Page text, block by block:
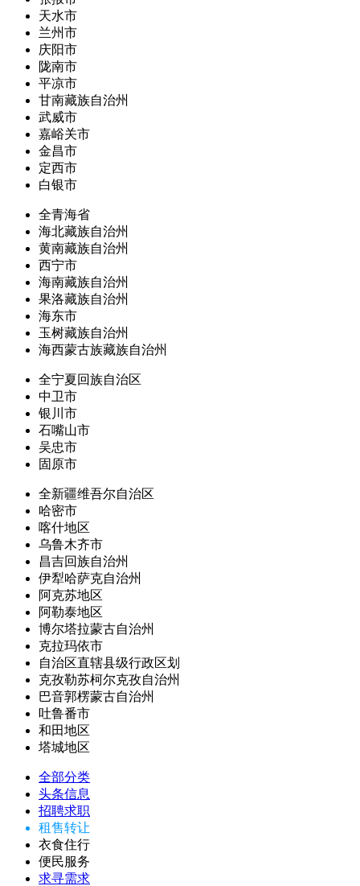
天水市
兰州市
庆阳市
陇南市
平凉市
甘南藏族自治州
武威市
嘉峪关市
金昌市
定西市
白银市
全青海省
海北藏族自治州
黄南藏族自治州
西宁市
海南藏族自治州
果洛藏族自治州
海东市
玉树藏族自治州
海西蒙古族藏族自治州
全宁夏回族自治区
中卫市
银川市
石嘴山市
吴忠市
固原市
全新疆维吾尔自治区
哈密市
喀什地区
乌鲁木齐市
昌吉回族自治州
伊犁哈萨克自治州
阿克苏地区
阿勒泰地区
博尔塔拉蒙古自治州
克拉玛依市
自治区直辖县级行政区划
克孜勒苏柯尔克孜自治州
巴音郭楞蒙古自治州
吐鲁番市
和田地区
塔城地区
全部分类
头条信息
招聘求职
租售转让
衣食住行
便民服务
求寻需求